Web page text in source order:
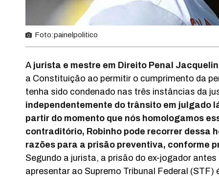
Foto:painelpolitico
A jurista e mestre em Direito Penal
a Constituição ao permitir o cumprimento da
tenha sido condenado nas três instâncias da
independentemente do trânsito em julgado
partir do momento que nós homologamos
contraditório, Robinho pode recorrer dessa
razões para a prisão preventiva, conforme
Segundo a jurista, a prisão do ex-jogador
apresentar ao Supremo Tribunal Federal (STF)